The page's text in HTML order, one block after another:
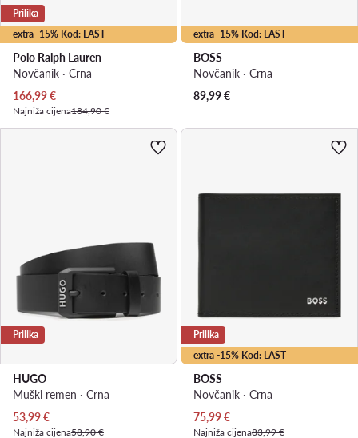
extra -15% Kod: LAST
Prilika
Polo Ralph Lauren
Novčanik · Crna
Trenutna cijena
166,99€
Najniža cijena184,90 €
extra -15% Kod: LAST
BOSS
Novčanik · Crna
89,99€
Prilika
HUGO
Muški remen · Crna
Trenutna cijena
53,99€
Najniža cijena58,90 €
extra -15% Kod: LAST
Prilika
BOSS
Novčanik · Crna
Trenutna cijena
75,99€
Najniža cijena83,99 €